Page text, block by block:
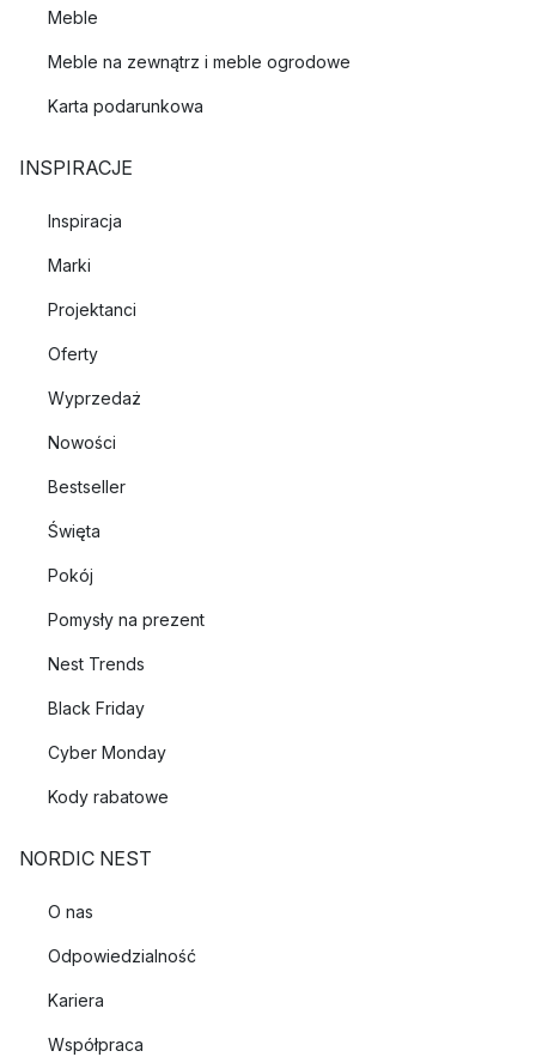
Meble
Meble na zewnątrz i meble ogrodowe
Karta podarunkowa
INSPIRACJE
Inspiracja
Marki
Projektanci
Oferty
Wyprzedaż
Nowości
Bestseller
Święta
Pokój
Pomysły na prezent
Nest Trends
Black Friday
Cyber Monday
Kody rabatowe
NORDIC NEST
O nas
Odpowiedzialność
Kariera
Współpraca